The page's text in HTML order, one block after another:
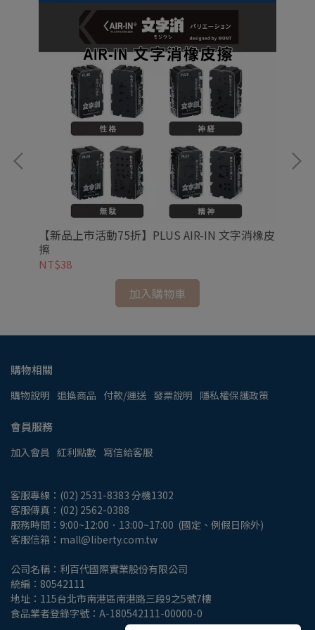
【新品上市活動75折】PLUS AIR-IN 文字消橡皮
擦
NT$38
加入購物車
購物相關
購物說明 退換商品 付款/運送 發票說明 隱私權保護政策
會員服務
加入會員 紅利點數 寫信給客服
客服專線：(02) 2531-8383 分機1302
客服傳真：(02) 2562-0388
服務時間：9:00~12:00．13:00~17:00  (國定、例假日除外)
客服信箱：mall@liberty.com.tw
公司名稱：利百代國際實業股份有限公司
統編：80542111
地址：115台北市南港區南港路三段9之5號7樓
食品業者登錄字號：A-180542111-00000-0